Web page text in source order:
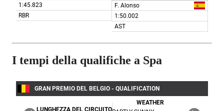
I tempi della qualifiche a Spa